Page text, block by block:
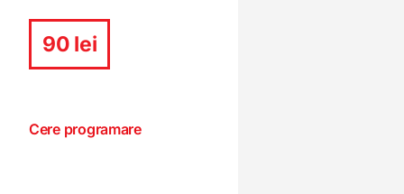
90 lei
Cere programare